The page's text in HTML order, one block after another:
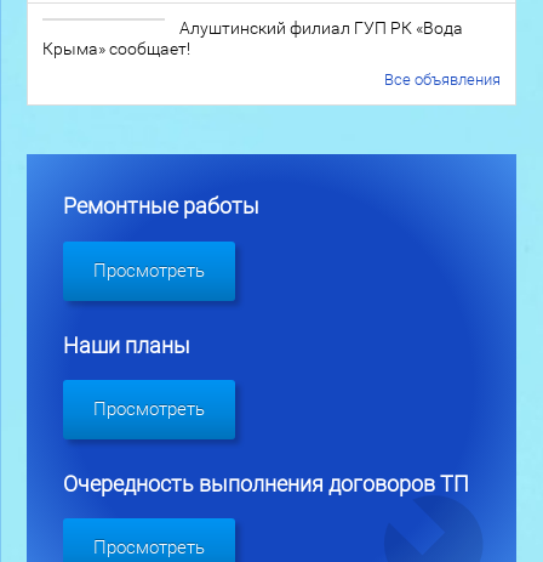
Алуштинский филиал ГУП РК «Вода
Крыма» сообщает!
Все объявления
Ремонтные работы
Просмотреть
Наши планы
Просмотреть
Очередность выполнения договоров ТП
Просмотреть